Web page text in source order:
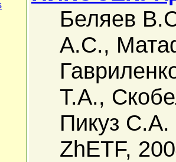
Беляев
А.С.,
Т.А.,
Пикуз С.А.
ZhETF,